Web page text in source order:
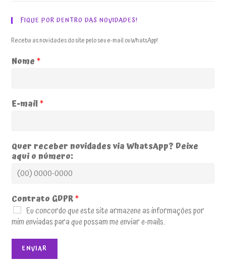
FIQUE POR DENTRO DAS NOVIDADES!
Receba as novidades do site pelo seu e-mail ou WhatsApp!
Nome*
E-mail*
Quer receber novidades via WhatsApp? Deixe
aqui o número:
Contrato GDPR*
Eu concordo que este site armazene as informações por
mim enviadas para que possam me enviar e-mails.
ENVIAR